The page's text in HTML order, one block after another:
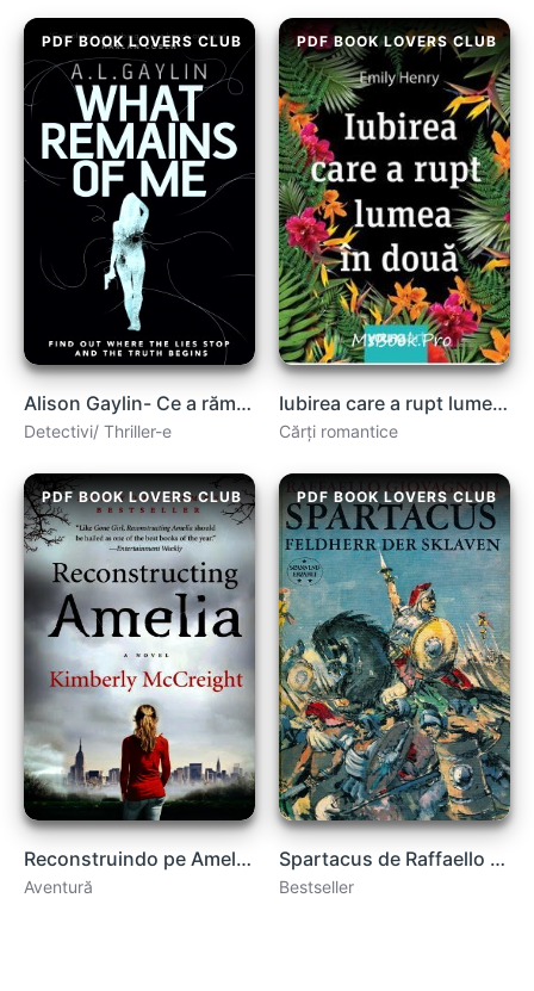
PDF BOOK LOVERS CLUB
Alison Gaylin- Ce a rămas din mine .pdf
Detectivi/ Thriller-e
PDF BOOK LOVERS CLUB
Iubirea care a rupt lumea în două de Emily Henry .PDF
Cărți romantice
PDF BOOK LOVERS CLUB
Reconstruindo pe Amelia carte .PDF
Aventură
PDF BOOK LOVERS CLUB
Spartacus de Raffaello Giovagnoli carte .PDF
Bestseller